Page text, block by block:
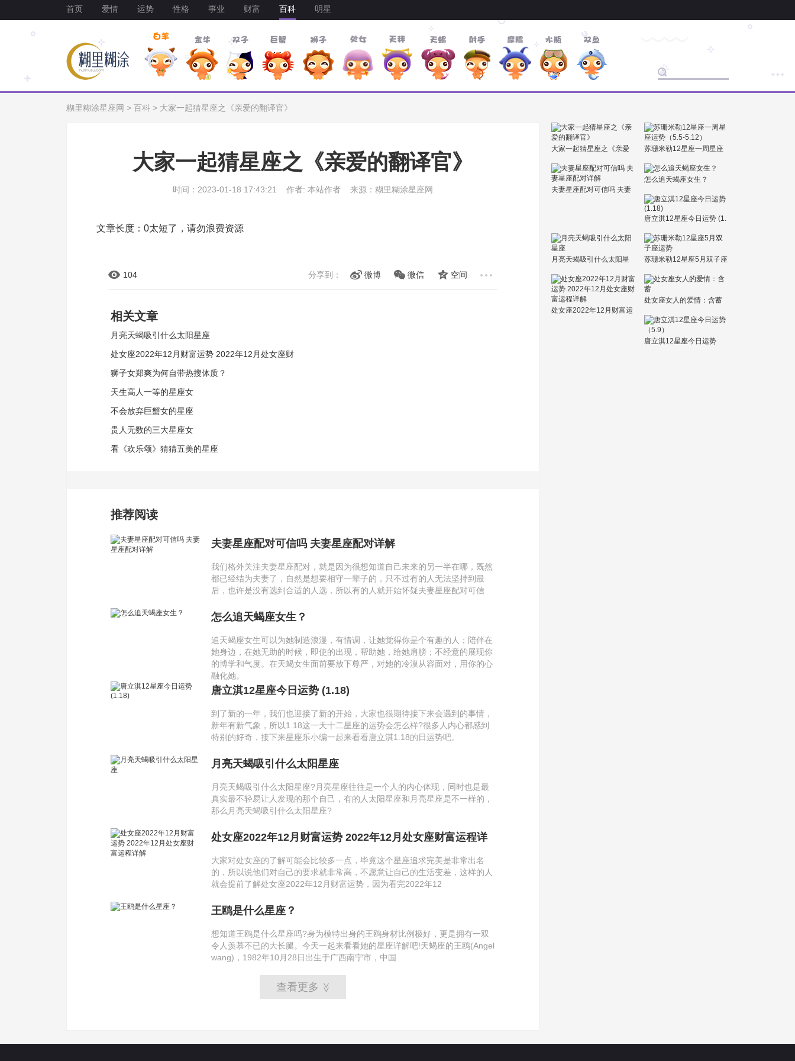
首页 爱情 运势 性格 事业 财富 百科 明星
糊里糊涂星座网 > 百科 > 大家一起猜星座之《亲爱的翻译官》
大家一起猜星座之《亲爱的翻译官》
时间：2023-01-18 17:43:21 作者: 本站作者 来源：糊里糊涂星座网
文章长度：0太短了，请勿浪费资源
104 分享到： 微博 微信 空间
相关文章
月亮天蝎吸引什么太阳星座
处女座2022年12月财富运势 2022年12月处女座财
富运程详解
狮子女郑爽为何自带热搜体质？
天生高人一等的星座女
不会放弃巨蟹女的星座
贵人无数的三大星座女
看《欢乐颂》猜猜五美的星座
推荐阅读
夫妻星座配对可信吗 夫妻星座配对详解
我们格外关注夫妻星座配对，就是因为很想知道自己未来的另一半在哪，既然
都已经结为夫妻了，自然是想要相守一辈子的，只不过有的人无法坚持到最
后，也许是没有选到合适的人选，所以有的人就开始怀疑夫妻星座配对可信
怎么追天蝎座女生？
追天蝎座女生可以为她制造浪漫，有情调，让她觉得你是个有趣的人；陪伴在
她身边，在她无助的时候，即使的出现，帮助她，给她肩膀；不经意的展现你
的博学和气度。在天蝎女生面前要放下尊严，对她的冷漠从容面对，用你的心
融化她。
唐立淇12星座今日运势 (1.18)
到了新的一年，我们也迎接了新的开始，大家也很期待接下来会遇到的事情，
新年有新气象，所以1.18这一天十二星座的运势会怎么样?很多人内心都感到
特别的好奇，接下来星座乐小编一起来看看唐立淇1.18的日运势吧。
月亮天蝎吸引什么太阳星座
月亮天蝎吸引什么太阳星座?月亮星座往往是一个人的内心体现，同时也是最
真实最不轻易让人发现的那个自己，有的人太阳星座和月亮星座是不一样的，
那么月亮天蝎吸引什么太阳星座?
处女座2022年12月财富运势 2022年12月处女座财富运程详
解
大家对处女座的了解可能会比较多一点，毕竟这个星座追求完美是非常出名
的，所以说他们对自己的要求就非常高，不愿意让自己的生活变差，这样的人
就会提前了解处女座2022年12月财富运势，因为看完2022年12
王鸥是什么星座？
想知道王鸥是什么星座吗?身为模特出身的王鸥身材比例极好，更是拥有一双
令人羡慕不已的大长腿。今天一起来看看她的星座详解吧!天蝎座的王鸥(Angel
wang)，1982年10月28日出生于广西南宁市，中国
查看更多 >>
大家一起猜星座之《亲爱
苏珊米勒12星座一周星座
夫妻星座配对可信吗 夫妻
怎么追天蝎座女生？
唐立淇12星座今日运势 (1.
月亮天蝎吸引什么太阳星
苏珊米勒12星座5月双子座
处女座2022年12月财富运
处女座女人的爱情：含蓄
唐立淇12星座今日运势